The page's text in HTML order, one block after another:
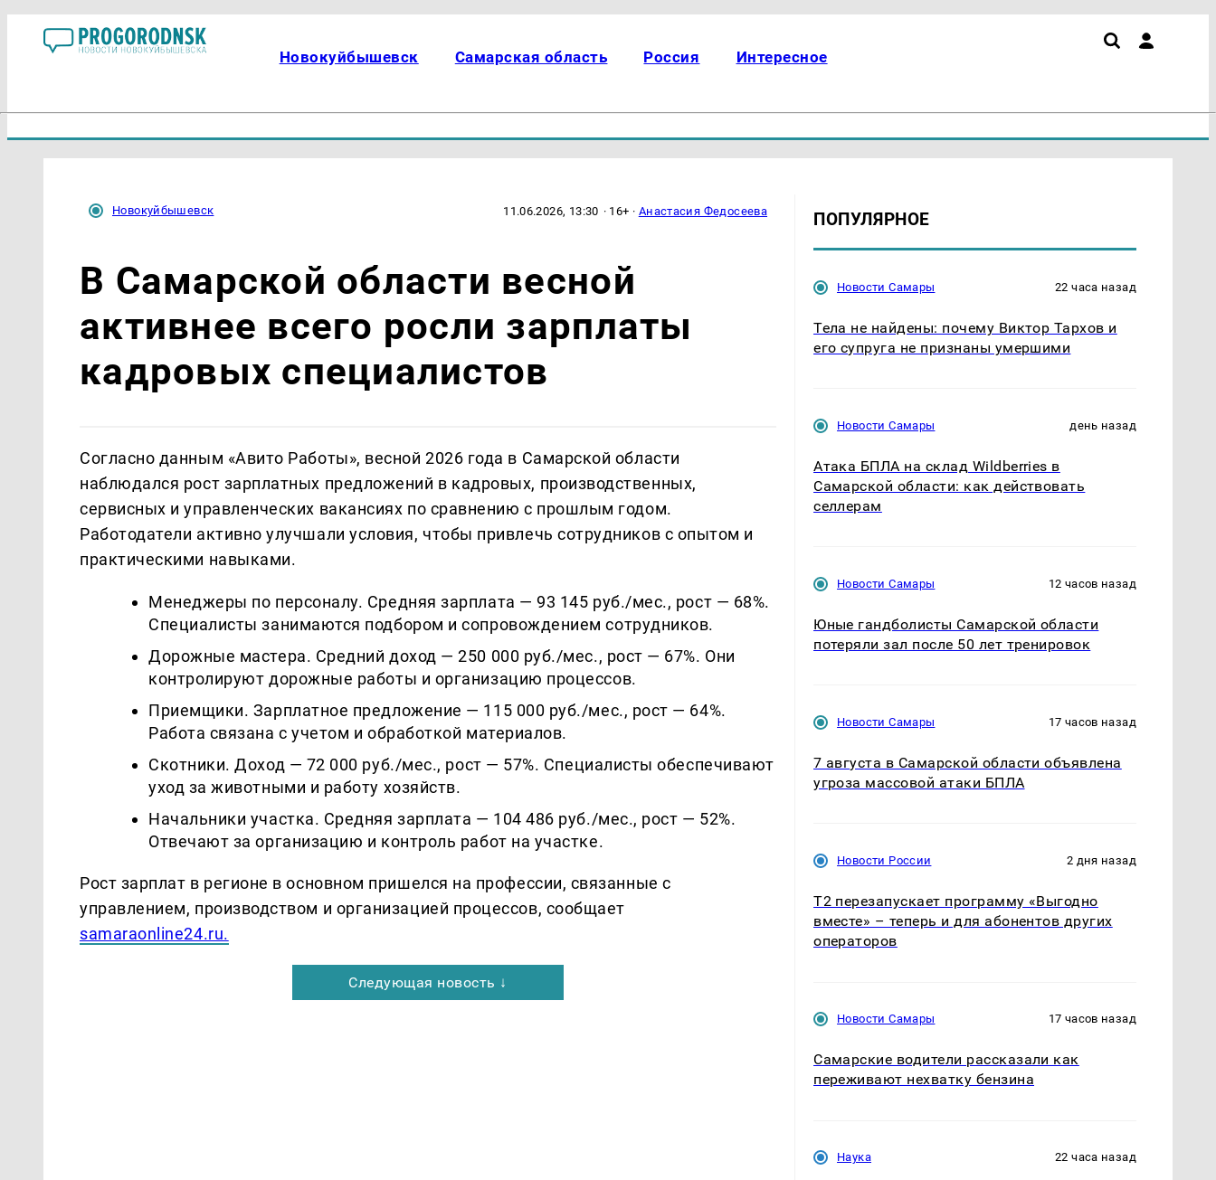
Новокуйбышевск Самарская область Россия Интересное
Новокуйбышевск 11.06.2026, 13:30 · 16+ · Анастасия Федосеева
В Самарской области весной
активнее всего росли зарплаты
кадровых специалистов
Согласно данным «Авито Работы», весной 2026 года в Самарской области
наблюдался рост зарплатных предложений в кадровых, производственных,
сервисных и управленческих вакансиях по сравнению с прошлым годом.
Работодатели активно улучшали условия, чтобы привлечь сотрудников с опытом и
практическими навыками.
Менеджеры по персоналу. Средняя зарплата — 93 145 руб./мес., рост — 68%.
Специалисты занимаются подбором и сопровождением сотрудников.
Дорожные мастера. Средний доход — 250 000 руб./мес., рост — 67%. Они
контролируют дорожные работы и организацию процессов.
Приемщики. Зарплатное предложение — 115 000 руб./мес., рост — 64%.
Работа связана с учетом и обработкой материалов.
Скотники. Доход — 72 000 руб./мес., рост — 57%. Специалисты обеспечивают
уход за животными и работу хозяйств.
Начальники участка. Средняя зарплата — 104 486 руб./мес., рост — 52%.
Отвечают за организацию и контроль работ на участке.
Рост зарплат в регионе в основном пришелся на профессии, связанные с
управлением, производством и организацией процессов, сообщает
samaraonline24.ru.
Следующая новость ↓
ПОПУЛЯРНОЕ
Новости Самары 22 часа назад
Тела не найдены: почему Виктор Тархов и
его супруга не признаны умершими
Новости Самары день назад
Атака БПЛА на склад Wildberries в
Самарской области: как действовать
селлерам
Новости Самары 12 часов назад
Юные гандболисты Самарской области
потеряли зал после 50 лет тренировок
Новости Самары 17 часов назад
7 августа в Самарской области объявлена
угроза массовой атаки БПЛА
Новости России 2 дня назад
Т2 перезапускает программу «Выгодно
вместе» – теперь и для абонентов других
операторов
Новости Самары 17 часов назад
Самарские водители рассказали как
переживают нехватку бензина
Наука 22 часа назад